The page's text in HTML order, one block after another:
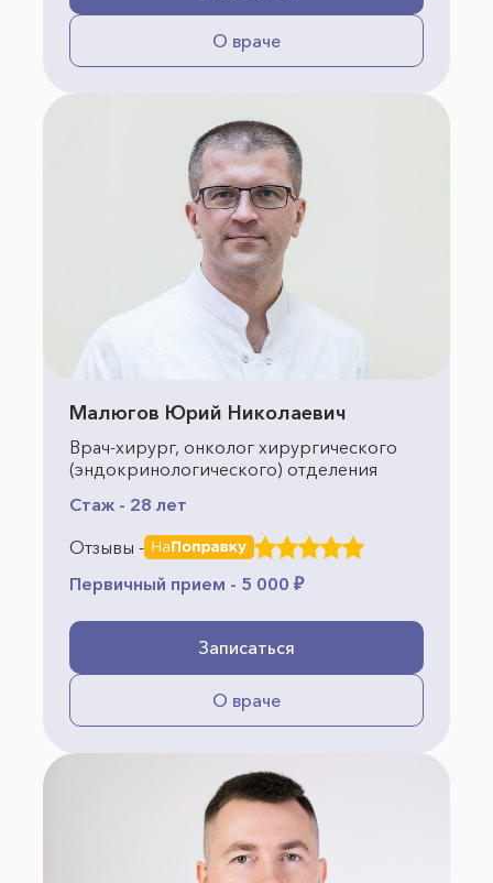
О враче
Малюгов Юрий Николаевич
Врач-хирург, онколог хирургического
(эндокринологического) отделения
Стаж - 28 лет
Отзывы -
Первичный прием - 5 000 ₽
Записаться
О враче